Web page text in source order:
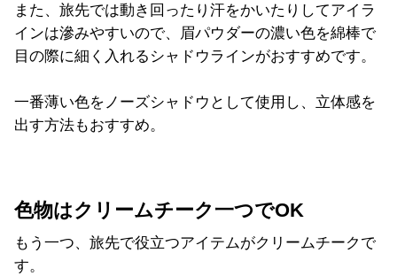
また、旅先では動き回ったり汗をかいたりしてアイラ
インは滲みやすいので、眉パウダーの濃い色を綿棒で
目の際に細く入れるシャドウラインがおすすめです。
一番薄い色をノーズシャドウとして使用し、立体感を
出す方法もおすすめ。
色物はクリームチーク一つでOK
もう一つ、旅先で役立つアイテムがクリームチークで
す。